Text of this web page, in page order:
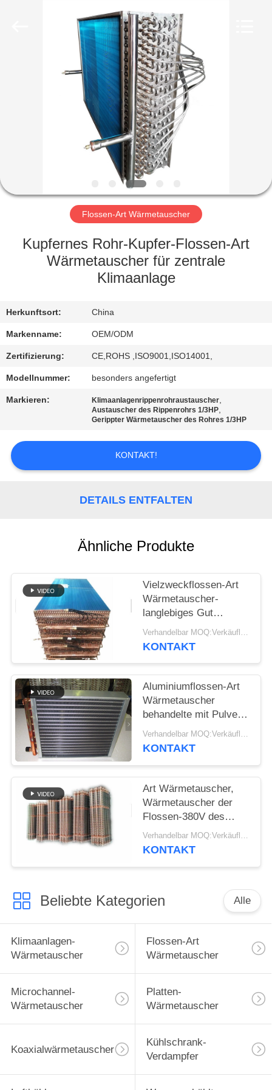
PRODUKTE
FABRIK-
AUSFLUG
QUALITÄTSKONTROLLE
SIE
MIT
UNS
IN
VERBINDUNG
FÄLLE
POLICY
Flossen-Art Wärmetauscher
Kupfernes Rohr-Kupfer-Flossen-Art
Wärmetauscher für zentrale
Klimaanlage
Herkunftsort: China
Markenname: OEM/ODM
Zertifizierung: CE,ROHS ,ISO9001,ISO14001,
Modellnummer: besonders angefertigt
Markieren: Klimaanlagenrippenrohraustauscher,
Austauscher des Rippenrohrs 1/3HP,
Gerippter Wärmetauscher des Rohres 1/3HP
KONTAKT!
DETAILS ENTFALTEN
Ähnliche Produkte
Vielzweckflossen-Art
Wärmetauscher-
langlebiges Gut
galvanisiertes
Stahleinsatzgehäuse
Verhandelbar MOQ:Verkäuflich
KONTAKT
Aluminiumflossen-Art
Wärmetauscher
behandelte mit Pulver-
Beschichtung,
Korrosion zu
Verhandelbar MOQ:Verkäuflich
KONTAKT
Art Wärmetauscher,
Wärmetauscher der
Flossen-380V des
Gefrierschrank-
50/60HZ
Verhandelbar MOQ:Verkäuflich
KONTAKT
Beliebte Kategorien Alle
Klimaanlagen-
Wärmetauscher
Flossen-Art
Wärmetauscher
Microchannel-
Wärmetauscher
Platten-
Wärmetauscher
Koaxialwärmetauscher
Kühlschrank-
Verdampfer